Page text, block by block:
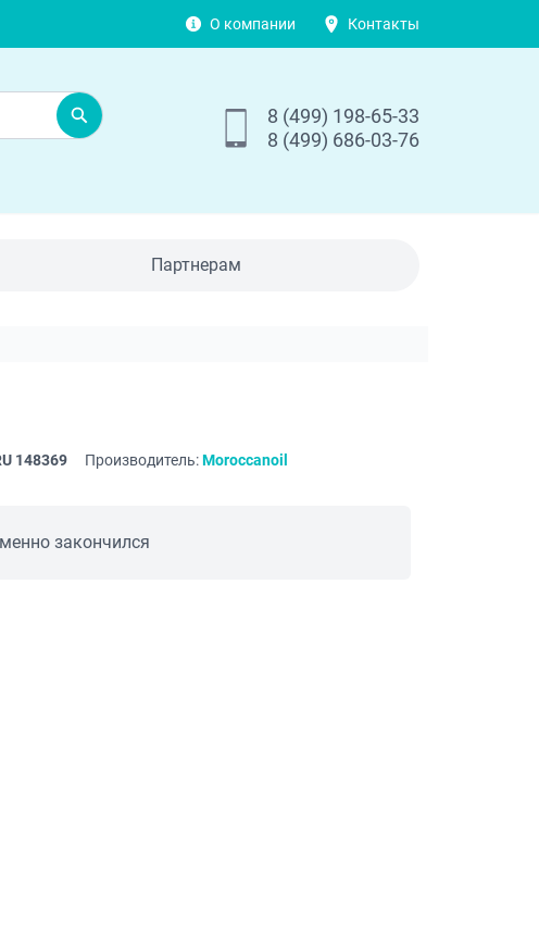
О компании Контакты
8 (499) 198-65-33
8 (499) 686-03-76
Партнерам
148369 Производитель:Moroccanoil
закончился